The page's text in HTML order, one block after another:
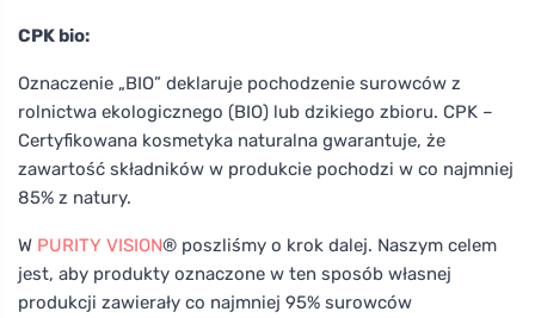
CPK bio:
Oznaczenie „BIO” deklaruje pochodzenie surowców z
rolnictwa ekologicznego (BIO) lub dzikiego zbioru. CPK –
Certyfikowana kosmetyka naturalna gwarantuje, że
zawartość składników w produkcie pochodzi w co najmniej
85% z natury.
W PURITY VISION® poszliśmy o krok dalej. Naszym celem
jest, aby produkty oznaczone w ten sposób własnej
produkcji zawierały co najmniej 95% surowców